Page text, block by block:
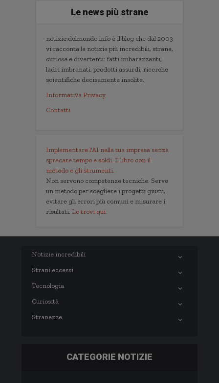
Le news più strane
notizie.delmondo.info è il blog che dal 2003
vi racconta le notizie più incredibili, strane,
curiose e divertenti: fatti imbarazzanti,
ladri imbranati, prodotti assurdi, ricerche
scientifiche decisamente insolite.
Informativa Privacy
Contatti
Implementare l'AI nella tua impresa senza
sprecare tempo e soldi. Il libro con il
metodo e gli strumenti.
Non servono competenze tecniche. Serve
un metodo per scegliere i progetti giusti,
evitare gli errori più comuni e misurare i
risultati. Lo trovi qui.
Notizie incredibili
Strani eccessi
Tecnologia
Curiosità
Stranezze
CATEGORIE NOTIZIE